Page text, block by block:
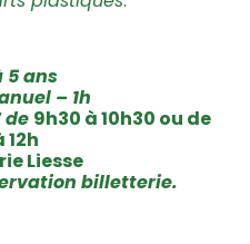
5 ans
– 1h
de 9h30 à 10h30 ou de
12h
Liesse
billetterie.